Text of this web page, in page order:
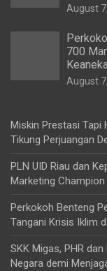
August
700
August
Miskin Prestasi Tapi
Tikung Perjuangan
PLN UID Riau dan
Marketing
Perkokoh Benteng
Tangani Krisis Iklim
SKK Migas, PHR
Negara demi